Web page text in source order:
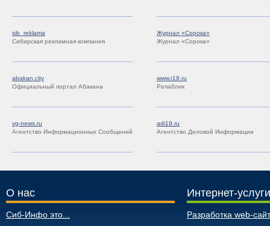
sib_reklama
Сибирская рекламная компания
Журнал «Сорока»
Журнал «Сорока»
abakan.city
Официальный портал Абакана
www.r19.ru
Репаблик
vg-news.ru
Агентство Информационных Сообщений
adi19.ru
Агентство Деловой Информации
О нас
Сиб-Инфо это...
Интернет-услуги
Разработка web-